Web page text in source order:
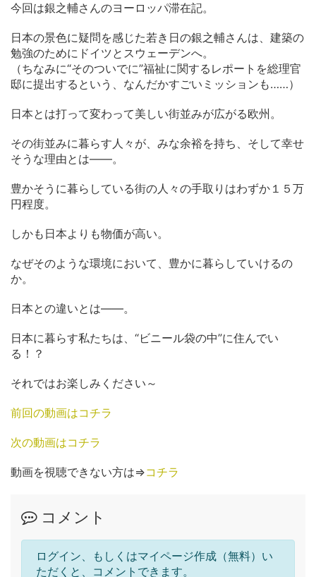
今回は銀之輔さんのヨーロッパ滞在記。
日本の景色に疑問を感じた若き日の銀之輔さんは、建築の
勉強のためにドイツとスウェーデンへ。
（ちなみに“そのついでに”福祉に関するレポートを総理官
邸に提出するという、なんだかすごいミッションも……）
日本とは打って変わって美しい街並みが広がる欧州。
その街並みに暮らす人々が、みな余裕を持ち、そして幸せ
そうな理由とは――。
豊かそうに暮らしている街の人々の手取りはわずか１５万
円程度。
しかも日本よりも物価が高い。
なぜそのような環境において、豊かに暮らしていけるの
か。
日本との違いとは――。
日本に暮らす私たちは、“ビニール袋の中”に住んでい
る！？
それではお楽しみください～
前回の動画はコチラ
次の動画はコチラ
動画を視聴できない方は⇒コチラ
コメント
ログイン、もしくはマイページ作成（無料）い
ただくと、コメントできます。